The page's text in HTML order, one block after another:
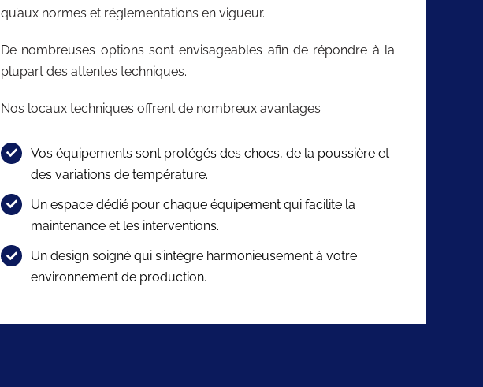
qu’aux normes et réglementations en vigueur.
De nombreuses options sont envisageables afin de répondre à la
plupart des attentes techniques.
Nos locaux techniques offrent de nombreux avantages :
Vos équipements sont protégés des chocs, de la poussière et
des variations de température.
Un espace dédié pour chaque équipement qui facilite la
maintenance et les interventions.
Un design soigné qui s’intègre harmonieusement à votre
environnement de production.